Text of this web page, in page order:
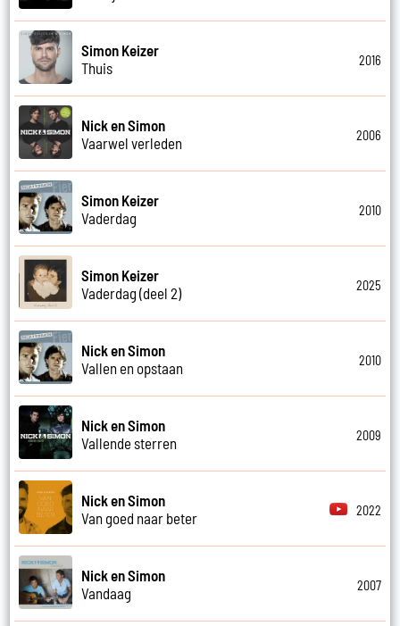
Simon Keizer
Thuis
2016
Nick en Simon
Vaarwel verleden
2006
Simon Keizer
Vaderdag
2010
Simon Keizer
Vaderdag (deel 2)
2025
Nick en Simon
Vallen en opstaan
2010
Nick en Simon
Vallende sterren
2009
Nick en Simon
Van goed naar beter
2022
Nick en Simon
Vandaag
2007